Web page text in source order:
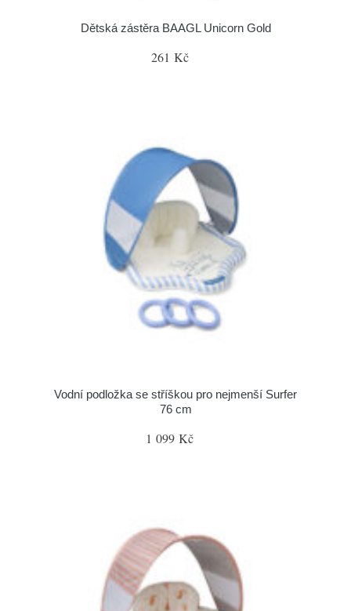
Dětská zástěra BAAGL Unicorn Gold
261 Kč
Vodní podložka se stříškou pro nejmenší Surfer
76 cm
1 099 Kč